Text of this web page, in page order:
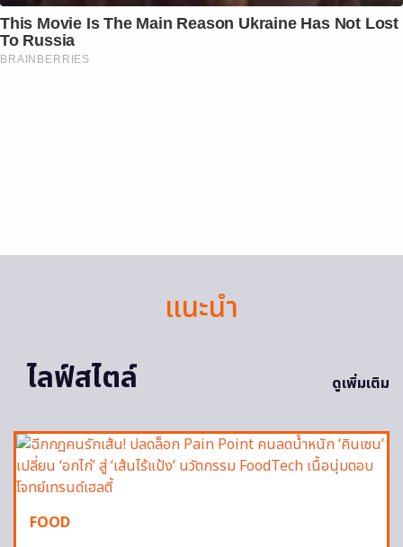
This Movie Is The Main Reason Ukraine Has Not Lost
To Russia
BRAINBERRIES
แนะนำ
ไลฟ์สไตล์
ดูเพิ่มเติม
FOOD